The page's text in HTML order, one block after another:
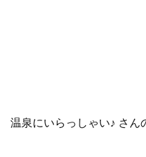
温泉にいらっしゃい♪ さん